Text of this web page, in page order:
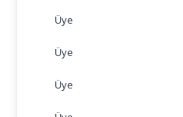
Üye
Üye
Üye